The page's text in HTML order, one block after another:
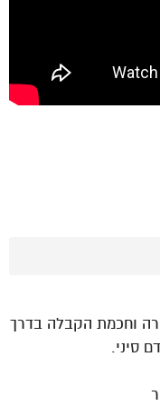
וחכמת הקבלה בדרך
סיני.